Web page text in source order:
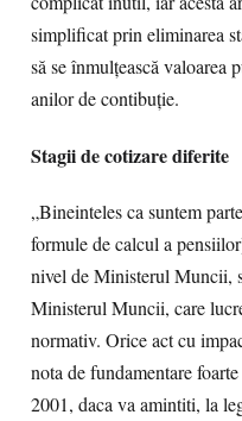
simplificat prin eliminarea
să se înmulţească valoarea
anilor de contibuţie.
Stagii de cotizare diferite
„Bineinteles ca suntem
formule de calcul a
nivel de Ministerul Muncii,
Ministerul Muncii, care
normativ. Orice act cu
nota de fundamentare
2001, daca va amintiti, la